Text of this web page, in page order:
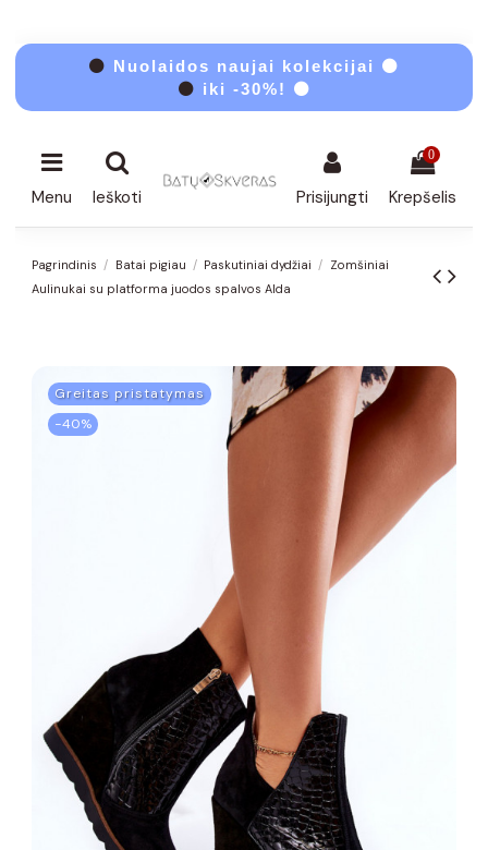
⚫ Nuolaidos naujai kolekcijai ⚫
⚫ iki -30%! ⚫
Menu Ieškoti Prisijungti
0
Krepšelis
Pagrindinis Batai pigiau Paskutiniai dydžiai
Zomšiniai
Aulinukai su platforma juodos spalvos Alda
Greitas pristatymas
−40%